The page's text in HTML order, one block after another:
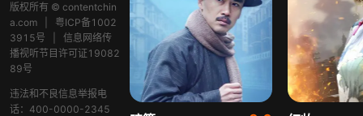
版权所有 © contentchin
a.com
粤ICP备1002
3915号
信息网络传
播视听节目许可证19082
89号
违法和不良信息举报电
话：400-0000-2345